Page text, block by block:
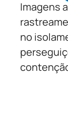
Imagens
no